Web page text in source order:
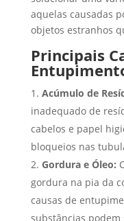
aquelas causadas
objetos estranhos
Principais
Acúmulo de
inadequado de
cabelos e papel
bloqueios nas
Gordura e Óleo:
gordura na pia da
causas de
substâncias